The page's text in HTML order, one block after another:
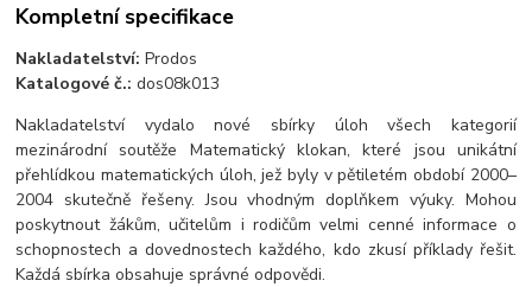
Kompletní specifikace
Nakladatelství: Prodos
Katalogové č.: dos08k013
Nakladatelství vydalo nové sbírky úloh všech kategorií
mezinárodní soutěže Matematický klokan, které jsou unikátní
přehlídkou matematických úloh, jež byly v pětiletém období 2000–
2004 skutečně řešeny. Jsou vhodným doplňkem výuky. Mohou
poskytnout žákům, učitelům i rodičům velmi cenné informace o
schopnostech a dovednostech každého, kdo zkusí příklady řešit.
Každá sbírka obsahuje správné odpovědi.